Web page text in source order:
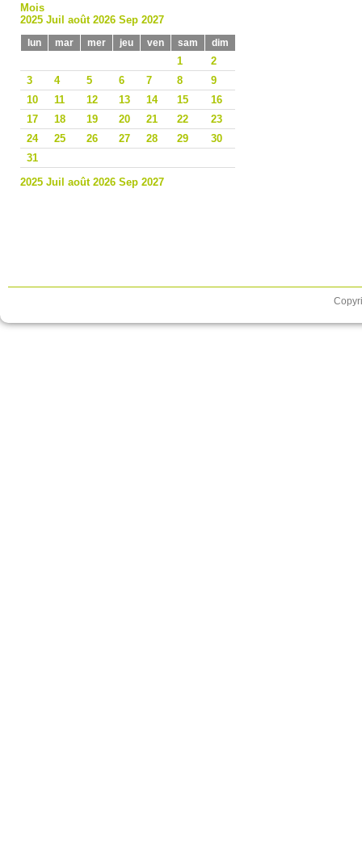
Mois
2025 Juil août 2026 Sep 2027
lun mar mer jeu ven sam dim
1
2
3
4 5 6 7 8
9
10
11 12 13 14 15
16
17
18 19 20 21 22
23
24
25 26 27 28 29
30
31
2025 Juil août 2026 Sep 2027